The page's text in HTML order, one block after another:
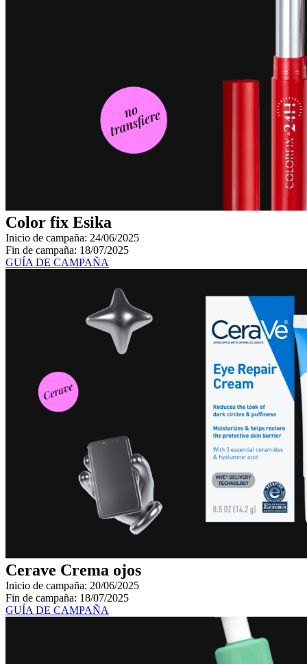
Color fix Esika
Inicio de campaña: 24/06/2025
Fin de campaña: 18/07/2025
GUÍA DE CAMPAÑA
Cerave Crema ojos
Inicio de campaña: 20/06/2025
Fin de campaña: 18/07/2025
GUÍA DE CAMPAÑA